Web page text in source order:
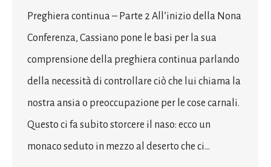
Preghiera continua – Parte 2 All’inizio della Nona
Conferenza, Cassiano pone le basi per la sua
comprensione della preghiera continua parlando
della necessità di controllare ciò che lui chiama la
nostra ansia o preoccupazione per le cose carnali.
Questo ci fa subito storcere il naso: ecco un
monaco seduto in mezzo al deserto che ci…